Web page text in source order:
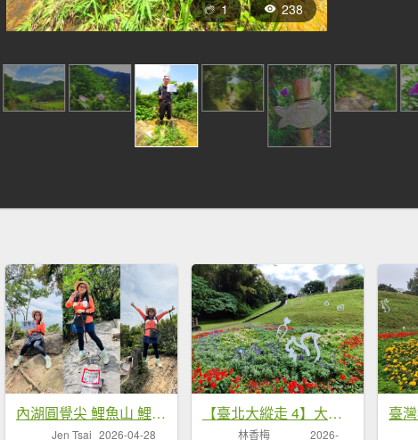
1 238
內湖圓覺尖 鯉魚山 鯉魚山東峰走一圈
Jen Tsai 2026-04-28
【臺北大縱走 4】大湖公園→大溝溪生態治水園區→圓覺瀑布→峯碧山圓覺寺→碧山巖→白石湖吊橋→碧湖公園
林香梅
2026-